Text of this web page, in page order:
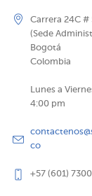
Carrera 24C #
(Sede
Bogotá
Colombia
Lunes a
4:00 pm
co
+57 (601)